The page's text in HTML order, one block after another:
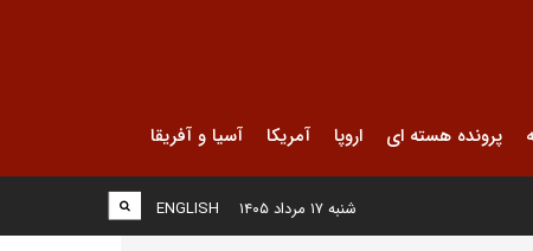
پرونده هسته ای اروپا آمریکا آسیا و آفریقا
ENGLISH شنبه ۱۷ مرداد ۱۴۰۵